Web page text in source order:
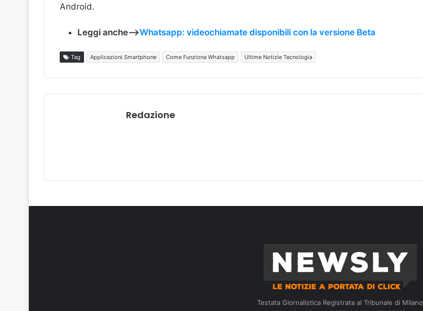
Android.
Leggi anche—>Whatsapp: videochiamate disponibili con la versione Beta
Tag Applicazioni Smartphone Come Funziona Whatsapp Ultime Notizie Tecnologia
Redazione
Testata Giornalistica Registrata al Tribunale di Milano